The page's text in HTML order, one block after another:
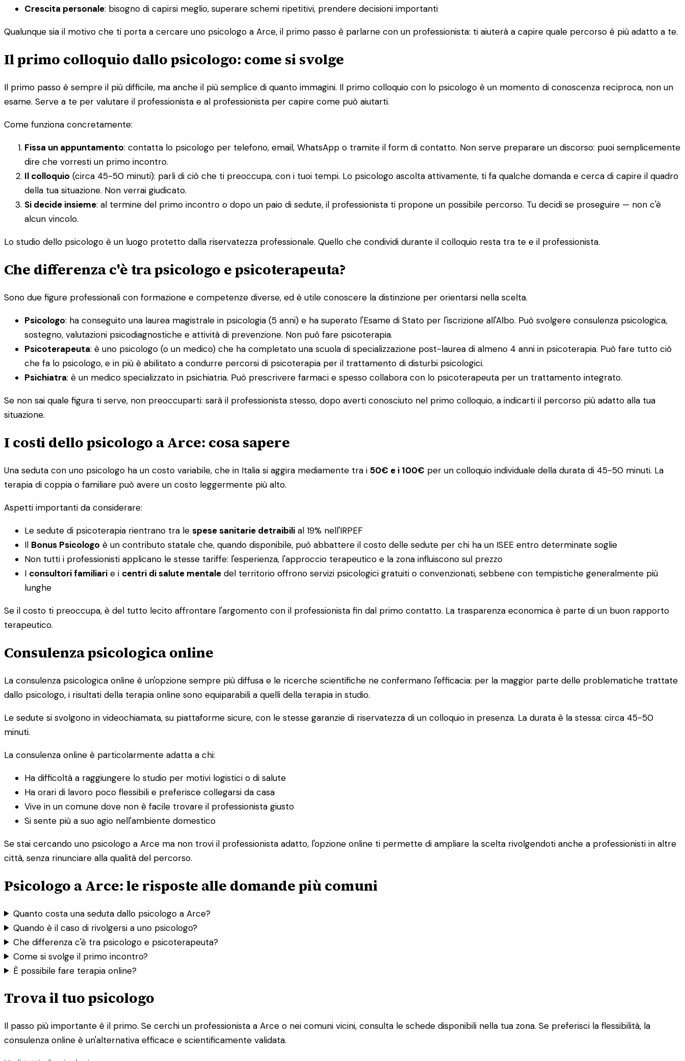
Crescita personale: bisogno di capirsi meglio, superare schemi ripetitivi, prendere decisioni importanti
Qualunque sia il motivo che ti porta a cercare uno psicologo a Arce, il primo passo è parlarne con un professionista: ti aiuterà a capire quale percorso è più adatto a te.
Il primo colloquio dallo psicologo: come si svolge
Il primo passo è sempre il più difficile, ma anche il più semplice di quanto immagini. Il primo colloquio con lo psicologo è un momento di conoscenza reciproca, non un
esame. Serve a te per valutare il professionista e al professionista per capire come può aiutarti.
Come funziona concretamente:
Fissa un appuntamento: contatta lo psicologo per telefono, email, WhatsApp o tramite il form di contatto. Non serve preparare un discorso: puoi semplicemente
dire che vorresti un primo incontro.
Il colloquio (circa 45-50 minuti): parli di ciò che ti preoccupa, con i tuoi tempi. Lo psicologo ascolta attivamente, ti fa qualche domanda e cerca di capire il quadro
della tua situazione. Non verrai giudicato.
Si decide insieme: al termine del primo incontro o dopo un paio di sedute, il professionista ti propone un possibile percorso. Tu decidi se proseguire — non c'è
alcun vincolo.
Lo studio dello psicologo è un luogo protetto dalla riservatezza professionale. Quello che condividi durante il colloquio resta tra te e il professionista.
Che differenza c'è tra psicologo e psicoterapeuta?
Sono due figure professionali con formazione e competenze diverse, ed è utile conoscere la distinzione per orientarsi nella scelta.
Psicologo: ha conseguito una laurea magistrale in psicologia (5 anni) e ha superato l'Esame di Stato per l'iscrizione all'Albo. Può svolgere consulenza psicologica,
sostegno, valutazioni psicodiagnostiche e attività di prevenzione. Non può fare psicoterapia.
Psicoterapeuta: è uno psicologo (o un medico) che ha completato una scuola di specializzazione post-laurea di almeno 4 anni in psicoterapia. Può fare tutto ciò
che fa lo psicologo, e in più è abilitato a condurre percorsi di psicoterapia per il trattamento di disturbi psicologici.
Psichiatra: è un medico specializzato in psichiatria. Può prescrivere farmaci e spesso collabora con lo psicoterapeuta per un trattamento integrato.
Se non sai quale figura ti serve, non preoccuparti: sarà il professionista stesso, dopo averti conosciuto nel primo colloquio, a indicarti il percorso più adatto alla tua
situazione.
I costi dello psicologo a Arce: cosa sapere
Una seduta con uno psicologo ha un costo variabile, che in Italia si aggira mediamente tra i 50€ e i 100€ per un colloquio individuale della durata di 45-50 minuti. La
terapia di coppia o familiare può avere un costo leggermente più alto.
Aspetti importanti da considerare:
Le sedute di psicoterapia rientrano tra le spese sanitarie detraibili al 19% nell'IRPEF
Il Bonus Psicologo è un contributo statale che, quando disponibile, può abbattere il costo delle sedute per chi ha un ISEE entro determinate soglie
Non tutti i professionisti applicano le stesse tariffe: l'esperienza, l'approccio terapeutico e la zona influiscono sul prezzo
I consultori familiari e i centri di salute mentale del territorio offrono servizi psicologici gratuiti o convenzionati, sebbene con tempistiche generalmente più
lunghe
Se il costo ti preoccupa, è del tutto lecito affrontare l'argomento con il professionista fin dal primo contatto. La trasparenza economica è parte di un buon rapporto
terapeutico.
Consulenza psicologica online
La consulenza psicologica online è un'opzione sempre più diffusa e le ricerche scientifiche ne confermano l'efficacia: per la maggior parte delle problematiche trattate
dallo psicologo, i risultati della terapia online sono equiparabili a quelli della terapia in studio.
Le sedute si svolgono in videochiamata, su piattaforme sicure, con le stesse garanzie di riservatezza di un colloquio in presenza. La durata è la stessa: circa 45-50
minuti.
La consulenza online è particolarmente adatta a chi:
Ha difficoltà a raggiungere lo studio per motivi logistici o di salute
Ha orari di lavoro poco flessibili e preferisce collegarsi da casa
Vive in un comune dove non è facile trovare il professionista giusto
Si sente più a suo agio nell'ambiente domestico
Se stai cercando uno psicologo a Arce ma non trovi il professionista adatto, l'opzione online ti permette di ampliare la scelta rivolgendoti anche a professionisti in altre
città, senza rinunciare alla qualità del percorso.
Psicologo a Arce: le risposte alle domande più comuni
Quanto costa una seduta dallo psicologo a Arce?
Quando è il caso di rivolgersi a uno psicologo?
Che differenza c'è tra psicologo e psicoterapeuta?
Come si svolge il primo incontro?
È possibile fare terapia online?
Trova il tuo psicologo
Il passo più importante è il primo. Se cerchi un professionista a Arce o nei comuni vicini, consulta le schede disponibili nella tua zona. Se preferisci la flessibilità, la
consulenza online è un'alternativa efficace e scientificamente validata.